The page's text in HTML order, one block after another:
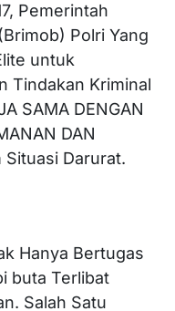
Pemerintah
Polri Yang
untuk
Tindakan Kriminal
SAMA DENGAN
DAN
Situasi Darurat.
Hanya Bertugas
buta Terlibat
Salah Satu